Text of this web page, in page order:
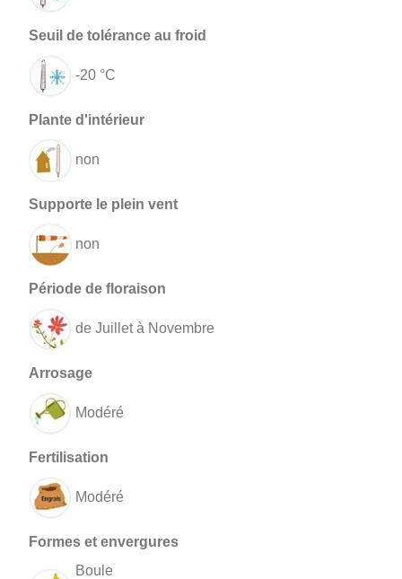
-20 °C
non
non
de Juillet à Novembre
Modéré
Modéré
Boule